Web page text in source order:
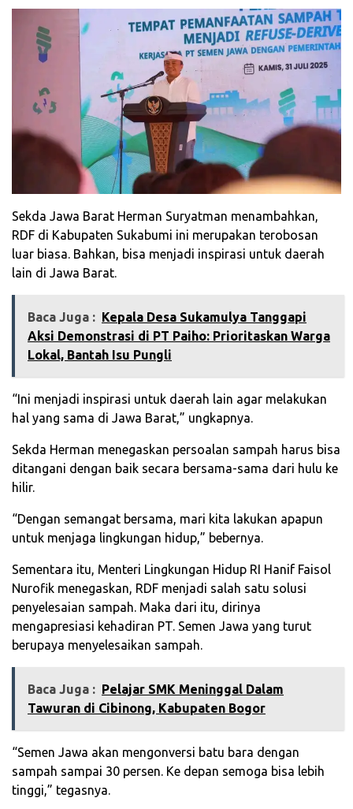
Sekda Jawa Barat Herman Suryatman menambahkan,
RDF di Kabupaten Sukabumi ini merupakan terobosan
luar biasa. Bahkan, bisa menjadi inspirasi untuk daerah
lain di Jawa Barat.
Baca Juga : Kepala Desa Sukamulya Tanggapi
Aksi Demonstrasi di PT Paiho: Prioritaskan Warga
Lokal, Bantah Isu Pungli
“Ini menjadi inspirasi untuk daerah lain agar melakukan
hal yang sama di Jawa Barat,” ungkapnya.
Sekda Herman menegaskan persoalan sampah harus bisa
ditangani dengan baik secara bersama-sama dari hulu ke
hilir.
“Dengan semangat bersama, mari kita lakukan apapun
untuk menjaga lingkungan hidup,” bebernya.
Sementara itu, Menteri Lingkungan Hidup RI Hanif Faisol
Nurofik menegaskan, RDF menjadi salah satu solusi
penyelesaian sampah. Maka dari itu, dirinya
mengapresiasi kehadiran PT. Semen Jawa yang turut
berupaya menyelesaikan sampah.
Baca Juga : Pelajar SMK Meninggal Dalam
Tawuran di Cibinong, Kabupaten Bogor
“Semen Jawa akan mengonversi batu bara dengan
sampah sampai 30 persen. Ke depan semoga bisa lebih
tinggi,” tegasnya.